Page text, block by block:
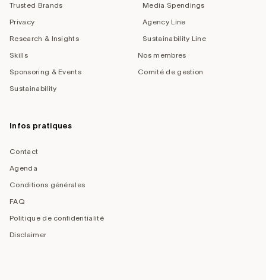
Trusted Brands
Privacy
Research & Insights
Skills
Sponsoring & Events
Sustainability
Media Spendings
Agency Line
Sustainability Line
Nos membres
Comité de gestion
Infos pratiques
Contact
Agenda
Conditions générales
FAQ
Politique de confidentialité
Disclaimer